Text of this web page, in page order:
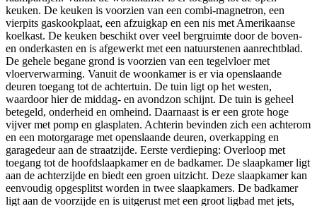
keuken. De keuken is voorzien van een combi-magnetron, een
vierpits gaskookplaat, een afzuigkap en een nis met Amerikaanse
koelkast. De keuken beschikt over veel bergruimte door de boven-
en onderkasten en is afgewerkt met een natuurstenen aanrechtblad.
De gehele begane grond is voorzien van een tegelvloer met
vloerverwarming. Vanuit de woonkamer is er via openslaande
deuren toegang tot de achtertuin. De tuin ligt op het westen,
waardoor hier de middag- en avondzon schijnt. De tuin is geheel
betegeld, onderheid en omheind. Daarnaast is er een grote hoge
vijver met pomp en glasplaten. Achterin bevinden zich een achterom
en een motorgarage met openslaande deuren, overkapping en
garagedeur aan de straatzijde. Eerste verdieping: Overloop met
toegang tot de hoofdslaapkamer en de badkamer. De slaapkamer ligt
aan de achterzijde en biedt een groen uitzicht. Deze slaapkamer kan
eenvoudig opgesplitst worden in twee slaapkamers. De badkamer
ligt aan de voorzijde en is uitgerust met een groot ligbad met jets,